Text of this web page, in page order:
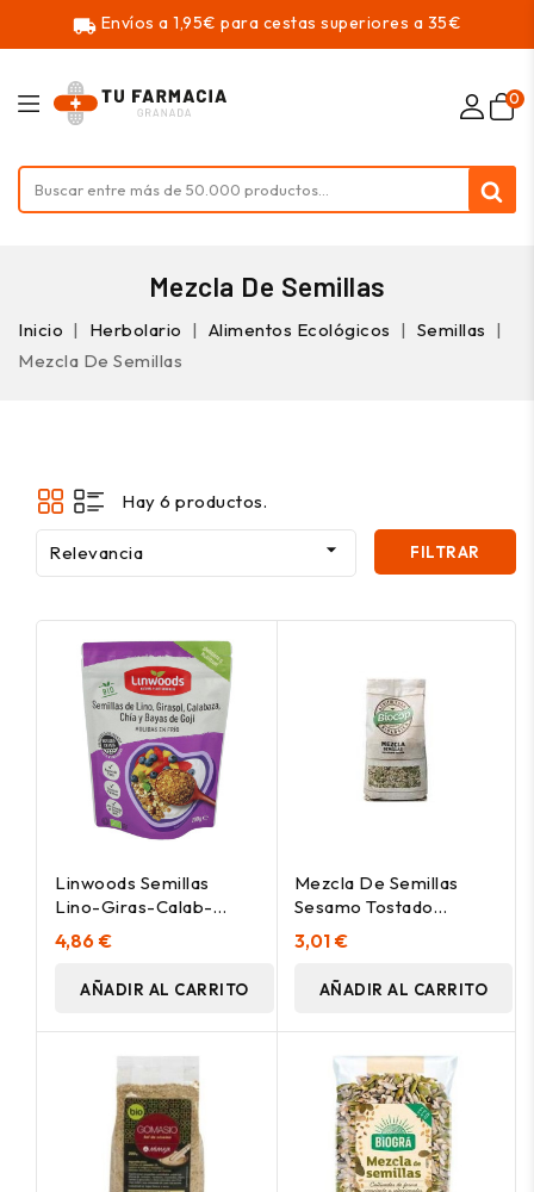
local_shipping Envíos a 1,95€ para cestas superiores a 35€
0
Mezcla De Semillas
Inicio Herbolario Alimentos Ecológicos
Semillas
Mezcla De Semillas
Hay 6 productos.
Relevancia  FILTRAR
Linwoods Semillas
Lino-Giras-Calab-
Chia-Goji Molidas Bio
200G
4,86 €
AÑADIR AL CARRITO
Mezcla De Semillas
Sesamo Tostado
250Gr. Bio
3,01 €
AÑADIR AL CARRITO